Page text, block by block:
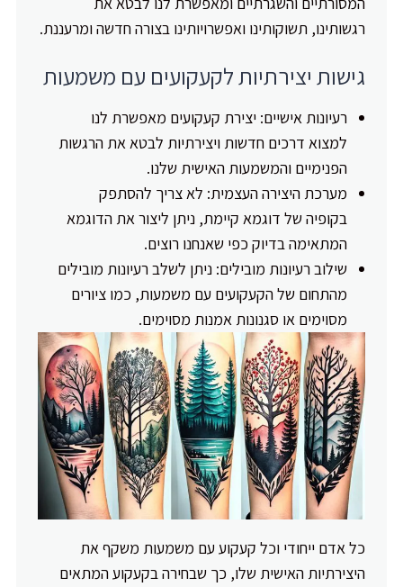
רגשותינו, תשוקותינו ואפשרויותינו בצורה חדשה ומרעננת.
גישות יצירתיות לקעקועים עם משמעות
רעיונות אישיים: יצירת קעקועים מאפשרת לנו
למצוא דרכים חדשות ויצירתיות לבטא את הרגשות
הפנימיים והמשמעות האישית שלנו.
מערכת היצירה העצמית: לא צריך להסתפק
בקופיה של דוגמא קיימת, ניתן ליצור את הדוגמא
המתאימה בדיוק כפי שאנחנו רוצים.
שילוב רעיונות מובילים: ניתן לשלב רעיונות מובילים
מהתחום של הקעקועים עם משמעות, כמו ציורים
מסוימים או סגנונות אמנות מסוימים.
כל אדם ייחודי וכל קעקוע עם משמעות משקף את
היצירתיות האישית שלו, כך שבחירה בקעקוע המתאים